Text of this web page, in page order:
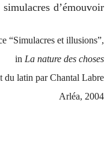
d’émouvoir
“Simulacres et illusions”,
in La nature des choses
du latin par Chantal Labre
Arléa, 2004